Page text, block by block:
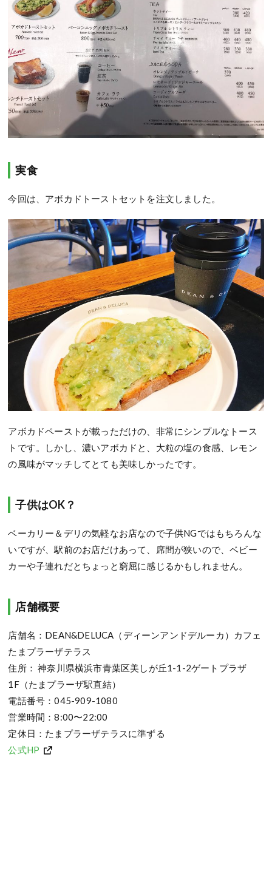
実食
今回は、アボカドトーストセットを注文しました。
アボカドペーストが載っただけの、非常にシンプルなトース
トです。しかし、濃いアボカドと、大粒の塩の食感、レモン
の風味がマッチしてとても美味しかったです。
子供はOK？
ベーカリー＆デリの気軽なお店なので子供NGではもちろんな
いですが、駅前のお店だけあって、席間が狭いので、ベビー
カーや子連れだとちょっと窮屈に感じるかもしれません。
店舗概要
店舗名：DEAN&DELUCA（ディーンアンドデルーカ）カフェ
たまプラーザテラス
住所： 神奈川県横浜市青葉区美しが丘1-1-2ゲートプラザ
1F（たまプラーザ駅直結）
電話番号：045-909-1080
営業時間：8:00〜22:00
定休日：たまプラーザテラスに準ずる
公式HP